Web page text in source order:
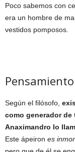
Poco sabemos con
era un hombre de
vestidos pomposos.
Pensamiento
Según el filósofo,
como generador
Anaximandro lo
Este ápeiron es